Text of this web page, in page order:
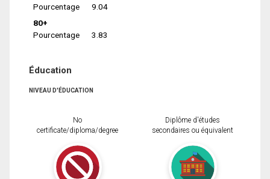
Pourcentage
9.04
80+
Pourcentage
3.83
Éducation
NIVEAU D'ÉDUCATION
No
certificate/diploma/degree
Diplôme d'études
secondaires ou équivalent